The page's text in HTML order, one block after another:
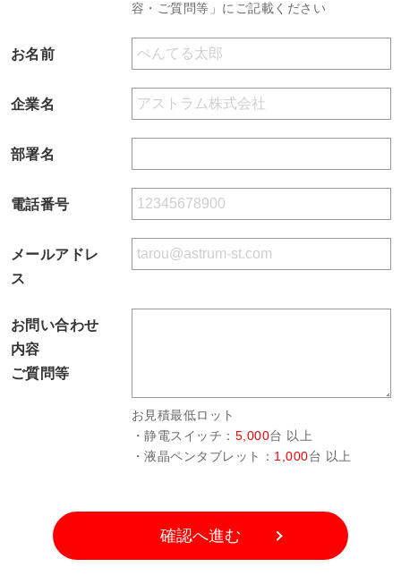
容・ご質問等」にご記載ください
お名前
企業名
部署名
電話番号
メールアドレ
ス
お問い合わせ
内容
ご質問等
お見積最低ロット
・静電スイッチ： 5,000台 以上
・液晶ペンタブレット： 1,000台 以上
確認へ進む